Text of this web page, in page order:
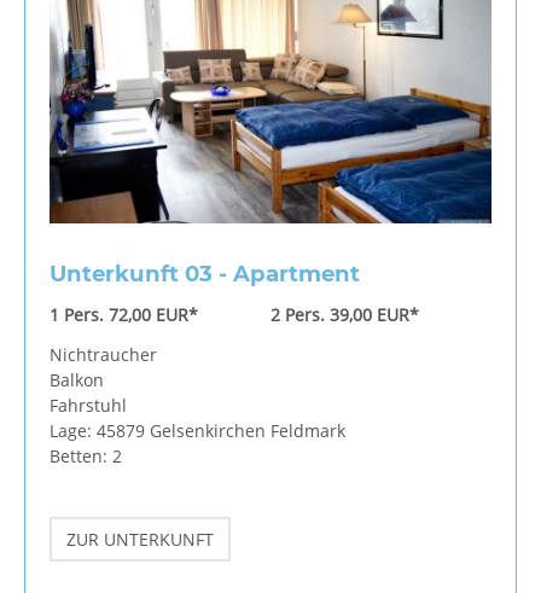
Unterkunft 03 - Apartment
1 Pers. 72,00 EUR*
2 Pers. 39,00 EUR*
Nichtraucher
Balkon
Fahrstuhl
Lage: 45879 Gelsenkirchen Feldmark
Betten: 2
ZUR UNTERKUNFT